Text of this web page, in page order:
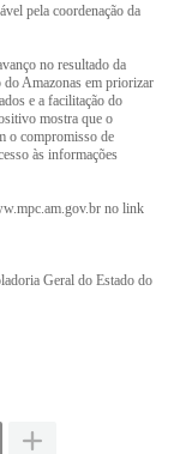
pela coordenação da
no resultado da
Amazonas em priorizar
e a facilitação do
mostra que o
o compromisso de
às informações
no link
Geral do Estado do